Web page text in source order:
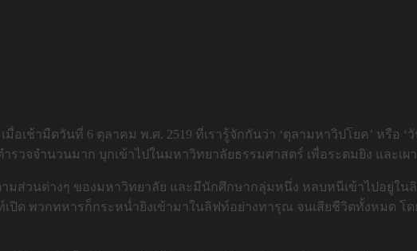
มื่อเช้ามืดวันที่ 6 ตุลาคม พ.ศ. 2519 ที่เรารู้จักกันว่า ‘ตุลามหาวิปโยค’ หรื
รวจจำนวนมาก บุกเข้าไปในมหาวิทยาลัยธรรมศาสตร์ เพื่อระดมยิง และเ
มส่วนต่างๆ ของมหาวิทยาลัย และมีนักศึกษากลุ่มหนึ่ง หลบหนีเข้าไปอยู่ใ
ด พวกทหารก็กระหน่ำยิงเข้ามาในลิฟท์อย่างทารุณ จนเสียชีวิตทั้งหมด โ